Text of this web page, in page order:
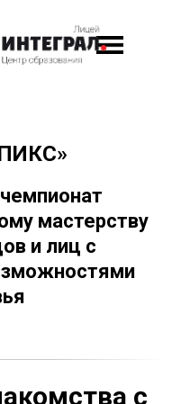
мастерству
и лиц с
с